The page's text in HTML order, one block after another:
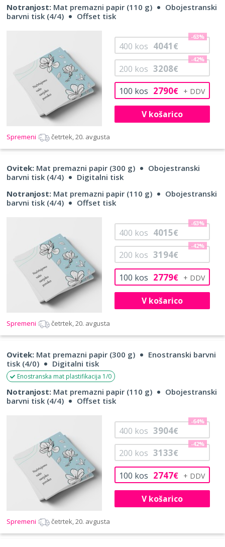
Notranjost: Mat premazni papir (110 g)
Obojestranski
barvni tisk (4/4)
Offset tisk
100 kos 2790€
200 kos 3208€
-42%
400 kos 4041€
-63%
V košarico
Spremeni četrtek, 20. avgusta
Ovitek: Mat premazni papir (300 g)
Obojestranski
barvni tisk (4/4)
Digitalni tisk
Notranjost: Mat premazni papir (110 g)
Obojestranski
barvni tisk (4/4)
Offset tisk
100 kos 2779€
200 kos 3194€
-42%
400 kos 4015€
-63%
V košarico
Spremeni četrtek, 20. avgusta
Ovitek: Mat premazni papir (300 g)
Enostranski barvni
tisk (4/0)
Digitalni tisk
Enostranska mat plastifikacija 1/0
Notranjost: Mat premazni papir (110 g)
Obojestranski
barvni tisk (4/4)
Offset tisk
100 kos 2747€
200 kos 3133€
-42%
400 kos 3904€
-64%
V košarico
Spremeni četrtek, 20. avgusta